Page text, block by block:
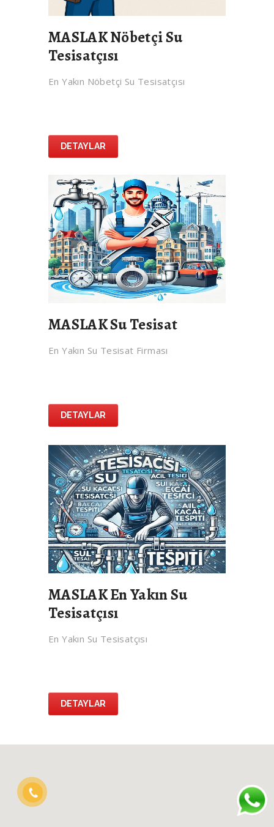
MASLAK Nöbetçi Su
Tesisatçısı
En Yakın Nöbetçi Su Tesisatçısı
DETAYLAR
MASLAK Su Tesisat
En Yakın Su Tesisat Firması
DETAYLAR
MASLAK En Yakın Su
Tesisatçısı
En Yakın Su Tesisatçısı
DETAYLAR